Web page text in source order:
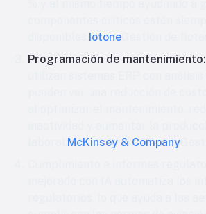
Iotone
Programación de mantenimiento:
McKinsey & Company